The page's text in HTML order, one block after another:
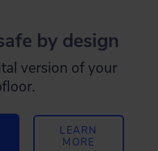
by design
version of your
LEARN
MORE